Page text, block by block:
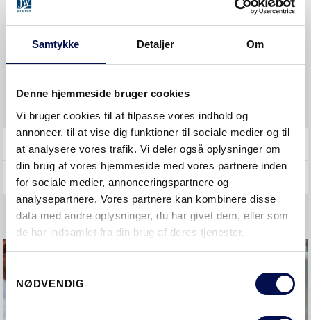
Samtykke Detaljer Om
Denne hjemmeside bruger cookies
Vi bruger cookies til at tilpasse vores indhold og
annoncer, til at vise dig funktioner til sociale medier og til
at analysere vores trafik. Vi deler også oplysninger om
din brug af vores hjemmeside med vores partnere inden
for sociale medier, annonceringspartnere og
analysepartnere. Vores partnere kan kombinere disse
data med andre oplysninger, du har givet dem, eller som
de har indsamlet fra din brug af deres tjenester.
Samtykkevalg
NØDVENDIG
Bestille
Montere
VEDLIGEHOLDE
GENERELT